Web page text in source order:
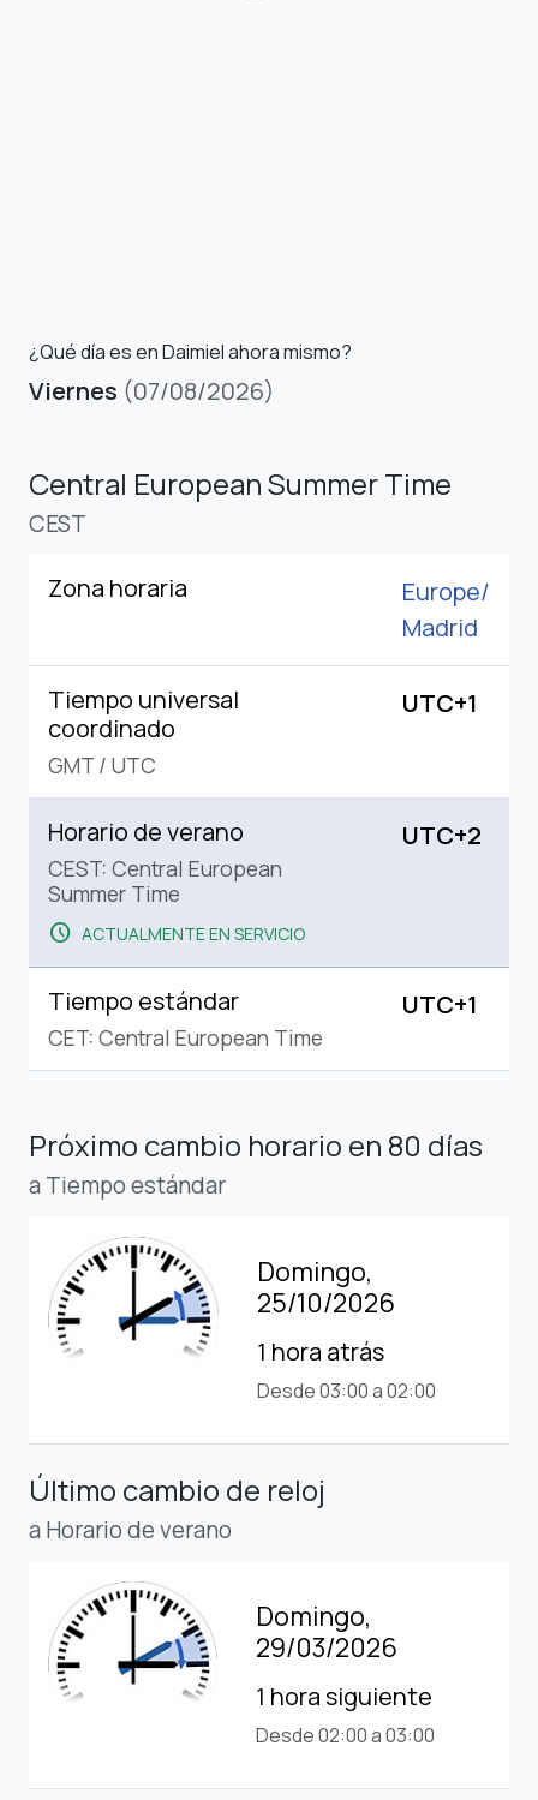
¿Qué día es en Daimiel ahora mismo?
Viernes (07/08/2026)
Central European Summer Time
CEST
Zona horaria
Europe/
Madrid
Tiempo universal
coordinado
GMT / UTC
UTC+1
Horario de verano
CEST: Central European
Summer Time
schedule ACTUALMENTE EN SERVICIO
UTC+2
Tiempo estándar
CET: Central European Time
UTC+1
Próximo cambio horario en 80 días
a Tiempo estándar
Domingo,
25/10/2026
1 hora atrás
Desde 03:00 a 02:00
Último cambio de reloj
a Horario de verano
Domingo,
29/03/2026
1 hora siguiente
Desde 02:00 a 03:00